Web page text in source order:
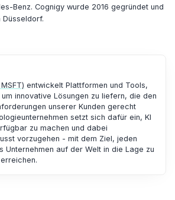
Benz. Cognigy wurde 2016 gegründet und
Düsseldorf.
entwickelt Plattformen und Tools,
innovative Lösungen zu liefern, die den
unserer Kunden gerecht
setzt sich dafür ein, KI
zu machen und dabei
vorzugehen - mit dem Ziel, jeden
Unternehmen auf der Welt in die Lage zu